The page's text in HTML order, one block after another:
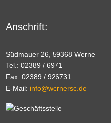
Anschrift:
Südmauer 26, 59368 Werne
Tel.: 02389 / 6971
Fax: 02389 / 926731
E-Mail: info@wernersc.de